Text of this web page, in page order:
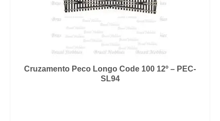
Cruzamento Peco Longo Code 100 12º – PEC-
SL94